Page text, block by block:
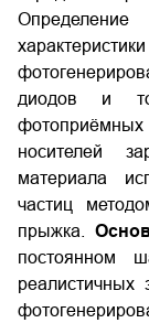
Определение
диодов и
фотоприёмных
носителей
материала
частиц
прыжка.
постоянном